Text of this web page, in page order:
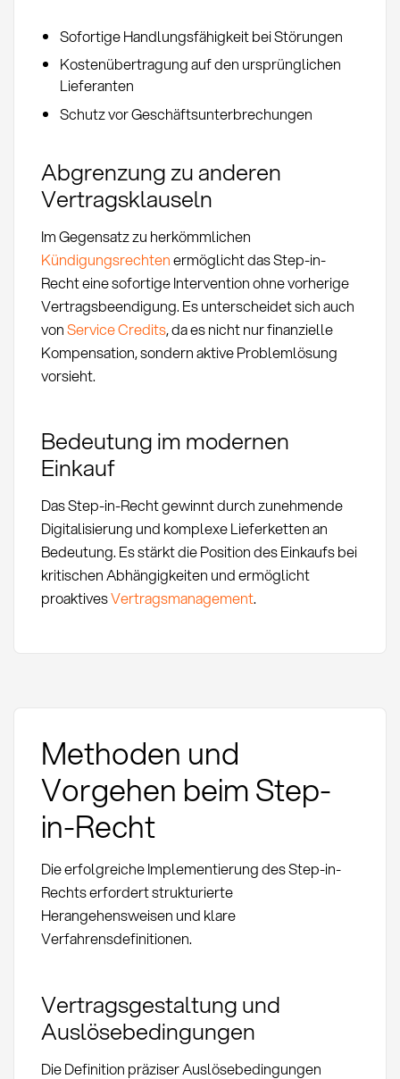
Sofortige Handlungsfähigkeit bei Störungen
Kostenübertragung auf den ursprünglichen
Lieferanten
Schutz vor Geschäftsunterbrechungen
Abgrenzung zu anderen
Vertragsklauseln
Im Gegensatz zu herkömmlichen
Kündigungsrechtenermöglicht das Step-in-
Recht eine sofortige Intervention ohne vorherige
Vertragsbeendigung. Es unterscheidet sich auch
vonService Credits, da es nicht nur finanzielle
Kompensation, sondern aktive Problemlösung
vorsieht.
Bedeutung im modernen
Einkauf
Das Step-in-Recht gewinnt durch zunehmende
Digitalisierung und komplexe Lieferketten an
Bedeutung. Es stärkt die Position des Einkaufs bei
kritischen Abhängigkeiten und ermöglicht
proaktivesVertragsmanagement.
Methoden und
Vorgehen beim Step-
in-Recht
Die erfolgreiche Implementierung des Step-in-
Rechts erfordert strukturierte
Herangehensweisen und klare
Verfahrensdefinitionen.
Vertragsgestaltung und
Auslösebedingungen
Die Definition präziser Auslösebedingungen